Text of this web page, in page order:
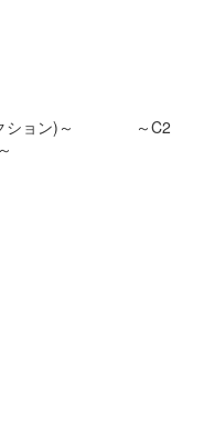
ナクション)～ ～C2